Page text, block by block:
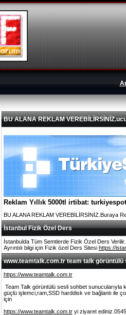
BU ALANA REKLAM
Reklam Yıllık 5000tl irtibat:
BU ALANA REKLAM VEREBİLİRSİNİZ.Buraya
İstanbul Fizik Özel Ders
İstanbulda Tüm Semtlerde Fizik Özel Ders
Ayrıntılı bilgi için Fizik özel Ders Sitesi https://
www.teamtalk.com.tr team talk
https://www.teamtalk.com.tr
Team Talk görüntülü sesli sohbet sunucularıyla
güçlü işlemci,ram,SSD harddisk ve bağlantı ile
için
https://www.teamtalk.com.tryi ziyaret